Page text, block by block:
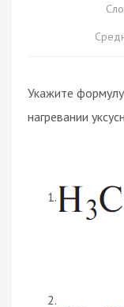
Укажите
нагревании